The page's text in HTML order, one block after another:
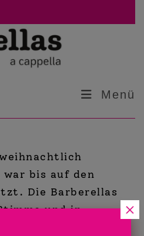
Menü
war bis auf den
Die Barberellas
und in
×